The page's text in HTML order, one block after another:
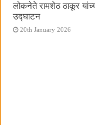
लोकनेते रामशेठ ठाकूर
उद्घाटन
20th January 2026